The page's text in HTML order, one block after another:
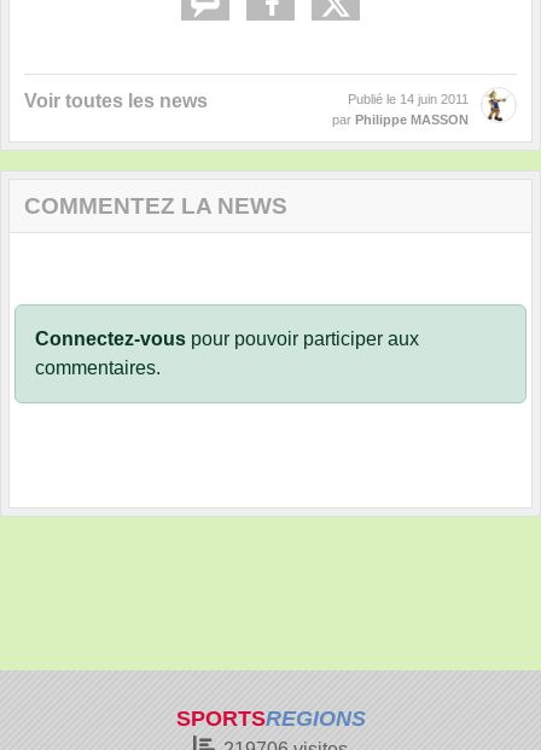
Voir toutes les news Publié le 14 juin 2011
par Philippe MASSON
COMMENTEZ LA NEWS
Connectez-vous pour pouvoir participer aux
commentaires.
SPORTSREGIONS